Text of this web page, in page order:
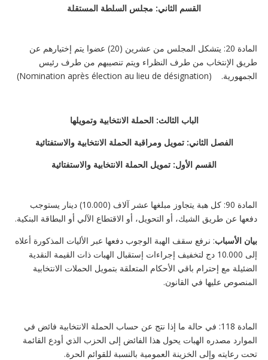
القسم الثاني: مجلس السلطة المستقلة
المادة 20: يتشكل المجلس من عشرين (20) عضوا يتم إختيارهم عن
طريق الإنتخاب من طرف النظراء ويتم تنصيبهم من طرف رئيس
الجمهورية. (Nomination après élection au lieu de désignation)
الباب الثالث: الحملة الانتخابية وتمويلها
الفصل الثاني: تمويل ومراقبة الحملة الانتخابية والاستفتائية
القسم الأول: تمويل الحملة الانتخابية والاستفتائية
المادة 90: كل هبة يتجاوز مبلغها عشر آلاف (10.000) دينار يستوجب
دفعها عن طريق الشيك، أو التحويل، أو الاقتطاع الآلي أو البطاقة البنكية.
بيان الأسباب: نرفع سقف الهبة الوجوب دفعها عبر الأليات المذكورة أعلاه
إلى 10.000 دج لتخفيف إجراءات إستقبال الهبات ذات القيمة النقدية
الضئيلة مع إحترام باقي الأحكام المتعلقة بتمويل الحملات الانتخابية
المنصوص عليها في القانون.
المادة 118: في حالة ما إذا نتج عن حساب الحملة الانتخابية فائض في
الموارد مصدره الهبات يحول هذا الفائض إلى الحزب الذي أودع القائمة
تحت رعايته وإلى الخزينة العمومية بالنسبة للقوائم الحرة.